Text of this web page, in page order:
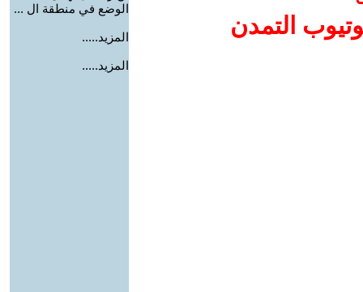
التمدن
الوضع في منطقة ال ...
المزيد.....
المزيد.....